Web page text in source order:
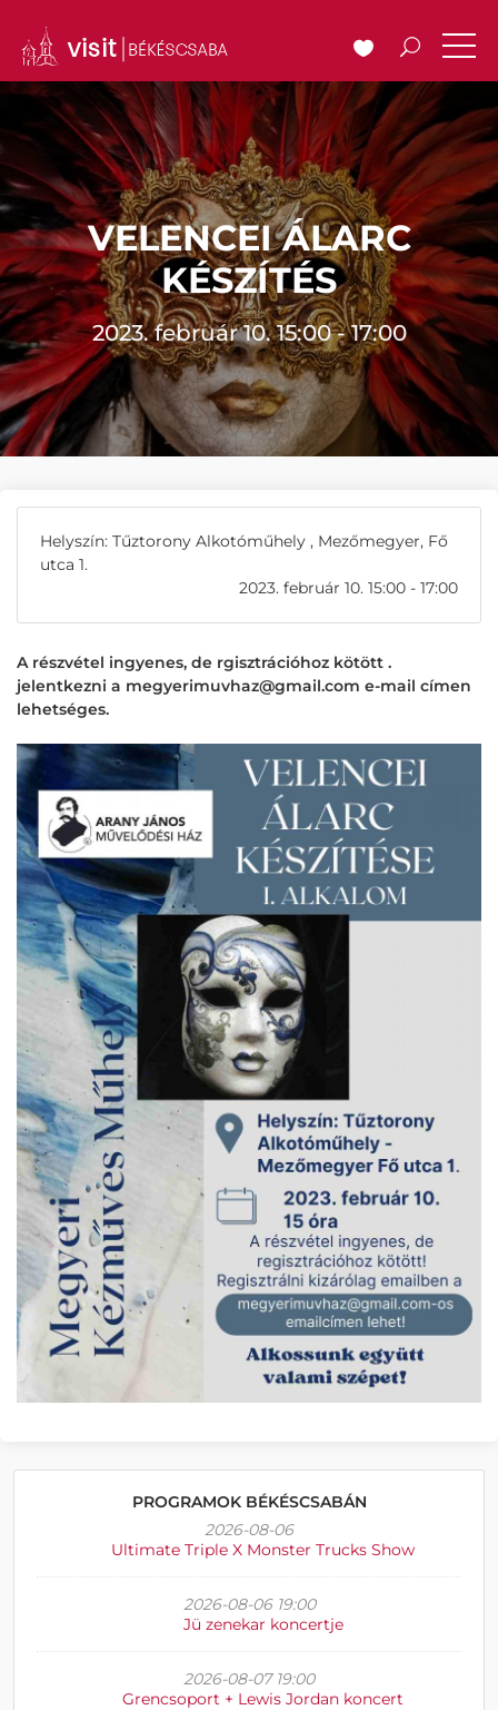
VELENCEI ÁLARC
KÉSZÍTÉS
2023. február 10. 15:00 - 17:00
Helyszín: Tűztorony Alkotóműhely , Mezőmegyer, Fő
utca 1.
2023. február 10. 15:00 - 17:00
A részvétel ingyenes, de rgisztrációhoz kötött .
jelentkezni a megyerimuvhaz@gmail.com e-mail címen
lehetséges.
PROGRAMOK BÉKÉSCSABÁN
2026-08-06
Ultimate Triple X Monster Trucks Show
2026-08-06 19:00
Jü zenekar koncertje
2026-08-07 19:00
Grencsoport + Lewis Jordan koncert